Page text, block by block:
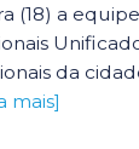
(18) a
da
mais]